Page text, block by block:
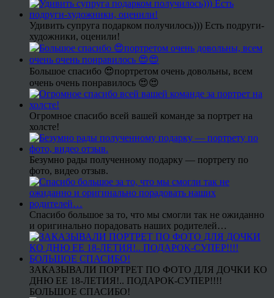
Удивить супруга подарком получилось))) Есть подруги-
художники, оценили!
Большое спасибо 😍портретом очень довольны, всем
очень очень понравилось 😍😍
Огромное спасибо всей вашей команде за портрет на
холсте!
Безумно рады полученному подарку — портрету по
фото, видео отзыв.
Спасибо большое за то, что мы смогли так не ожиданно
и оригинально порадовать наших родителей…
ЗАКАЗЫВАЛИ ПОРТРЕТ ПО ФОТО ДЛЯ ДОЧКИ КО
ДНЮ ЕЕ 18-ЛЕТИЯ!.. ПОДАРОК-СУПЕР!!!!
БОЛЬШОЕ СПАСИБО!